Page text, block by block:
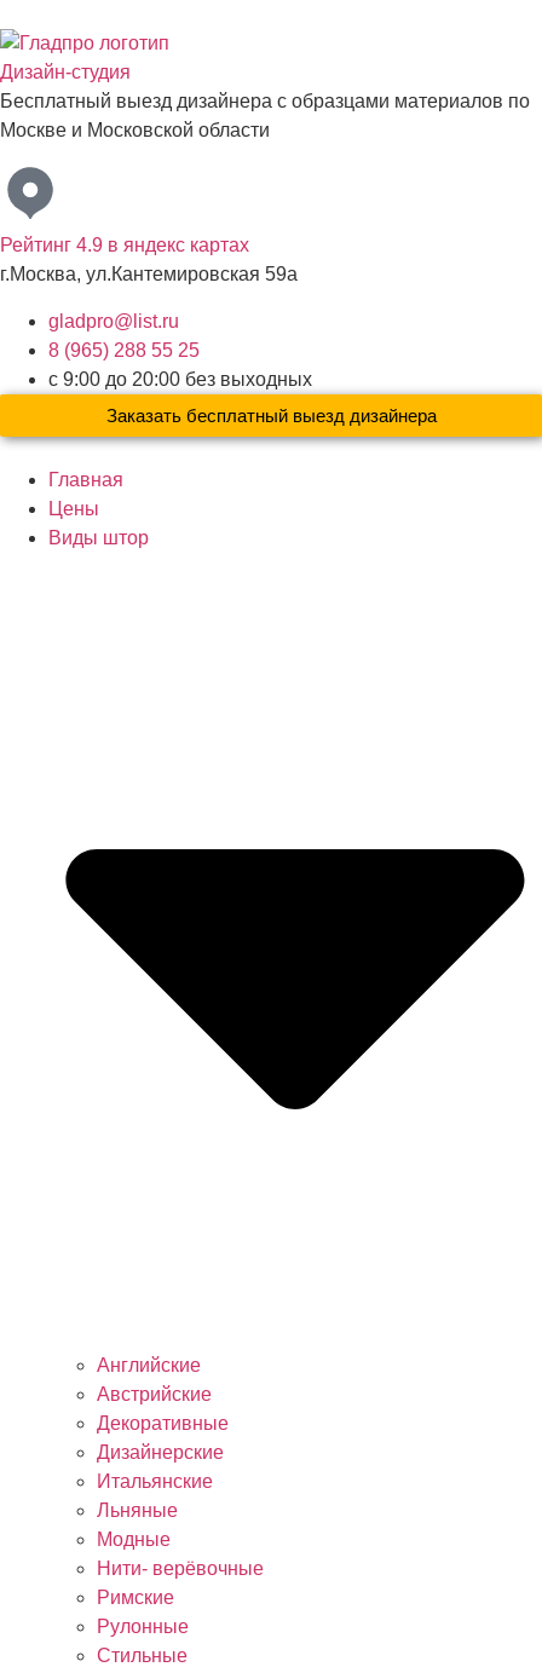
Дизайн-студия
Бесплатный выезд дизайнера с образцами материалов по
Москве и Московской области
Рейтинг 4.9 в яндекс картах
г.Москва, ул.Кантемировская 59а
gladpro@list.ru
8 (965) 288 55 25
с 9:00 до 20:00 без выходных
Заказать бесплатный выезд дизайнера
Главная
Цены
Виды штор
Английские
Австрийские
Декоративные
Дизайнерские
Итальянские
Льняные
Модные
Нити- верёвочные
Римские
Рулонные
Стильные